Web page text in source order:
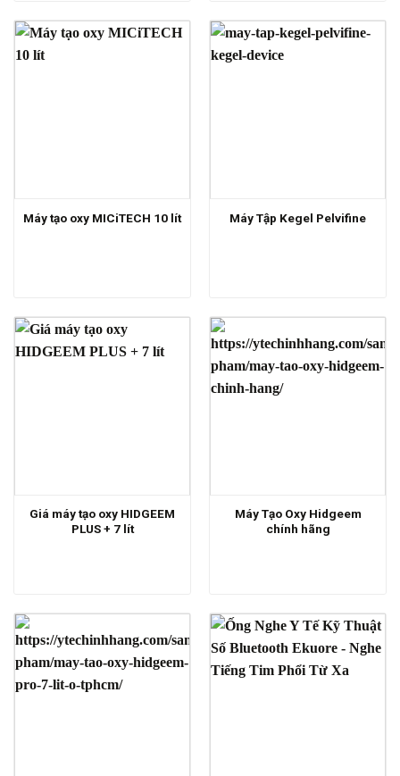
Máy tạo oxy MICiTECH 10 lít Máy Tập Kegel Pelvifine
Giá máy tạo oxy HIDGEEM
PLUS + 7 lít
Máy Tạo Oxy Hidgeem
chính hãng